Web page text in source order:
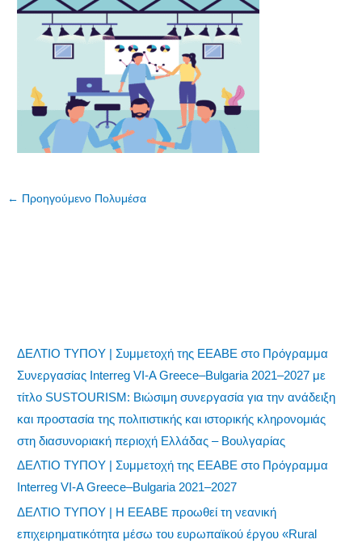
← Προηγούμενο Πολυμέσα
ΔΕΛΤΙΟ ΤΥΠΟΥ | Συμμετοχή της ΕΕΑΒΕ στο Πρόγραμμα
Συνεργασίας Interreg VI-A Greece–Bulgaria 2021–2027 με
τίτλο SUSTOURISM: Βιώσιμη συνεργασία για την ανάδειξη
και προστασία της πολιτιστικής και ιστορικής κληρονομιάς
στη διασυνοριακή περιοχή Ελλάδας – Βουλγαρίας
ΔΕΛΤΙΟ ΤΥΠΟΥ | Συμμετοχή της ΕΕΑΒΕ στο Πρόγραμμα
Interreg VI-A Greece–Bulgaria 2021–2027
ΔΕΛΤΙΟ ΤΥΠΟΥ | Η ΕΕΑΒΕ προωθεί τη νεανική
επιχειρηματικότητα μέσω του ευρωπαϊκού έργου «Rural